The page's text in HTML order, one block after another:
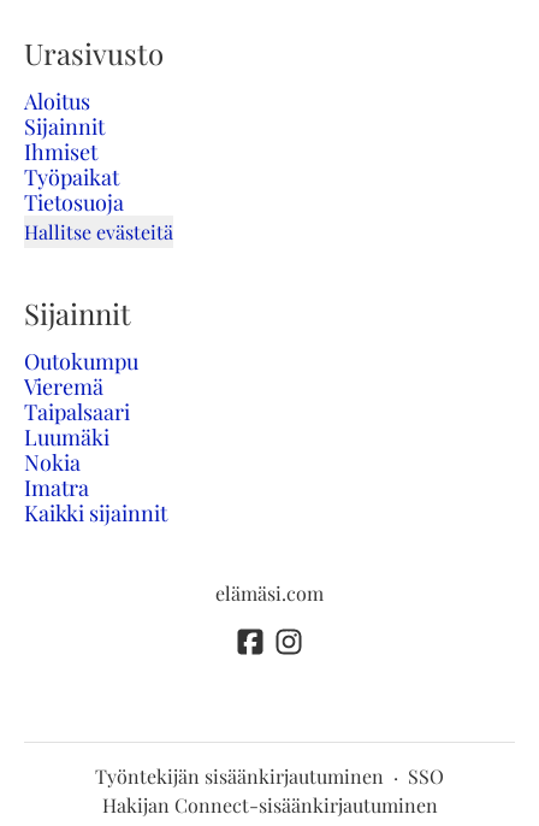
Urasivusto
Aloitus
Sijainnit
Ihmiset
Työpaikat
Tietosuoja
Hallitse evästeitä
Sijainnit
Outokumpu
Vieremä
Taipalsaari
Luumäki
Nokia
Imatra
Kaikki sijainnit
elämäsi.com
Työntekijän sisäänkirjautuminen · SSO
Hakijan Connect-sisäänkirjautuminen